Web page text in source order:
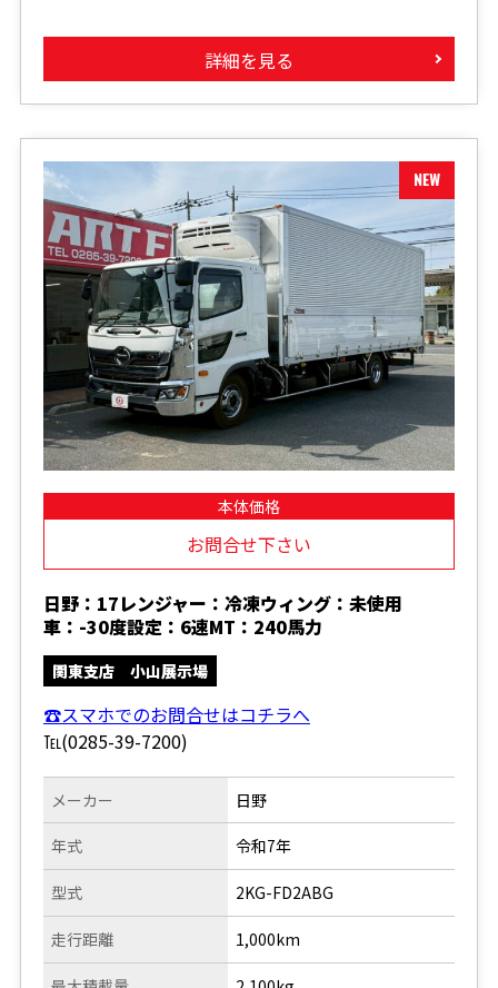
詳細を見る
本体価格
お問合せ下さい
日野：17レンジャー：冷凍ウィング：未使用
車：-30度設定：6速MT：240馬力
関東支店 小山展示場
☎スマホでのお問合せはコチラへ
℡(0285-39-7200)
メーカー
年式
型式
走行距離
日野
令和7年
2KG-FD2ABG
1,000km